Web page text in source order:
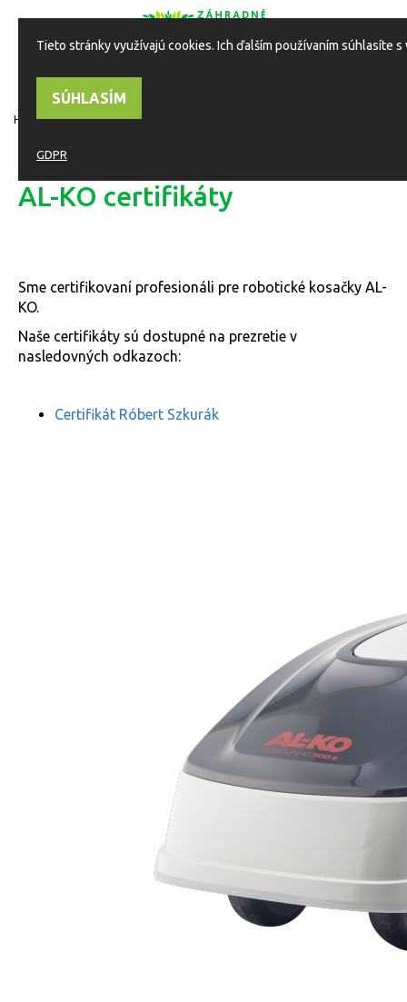
navigation
0
HOME ALKO KOSAČKY
AL-KO certifikáty
Sme certifikovaní profesionáli pre robotické kosačky AL-
KO.
Naše certifikáty sú dostupné na prezretie v
nasledovných odkazoch:
Certifikát Róbert Szkurák
Tieto stránky využívajú cookies. Ich ďalším používaním súhlasíte
SÚHLASÍM
GDPR